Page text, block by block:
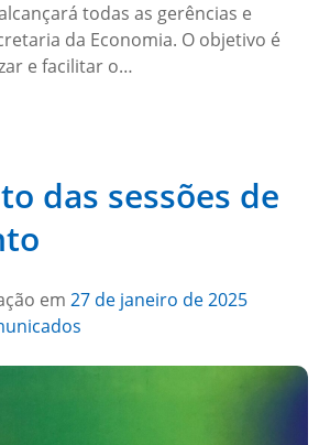
todas as gerências e
da Economia. O objetivo é
e facilitar o…
das sessões de
em 27 de janeiro de 2025